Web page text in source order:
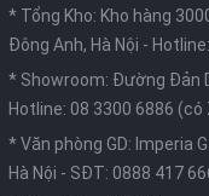
* Tổng Kho: Kho hàng
Đông Anh, Hà Nội -
* Showroom: Đường Đản
Hotline: 08 3300 6886
* Văn phòng GD: Imperia
Hà Nội - SĐT: 0888 417